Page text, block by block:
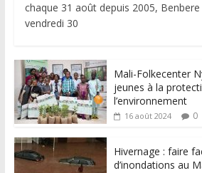
chaque 31 août depuis 2005,
vendredi 30
Mali-Folkecenter
jeunes à la
l’environnement
16 août 2024 0
Hivernage : faire
d’inondations au